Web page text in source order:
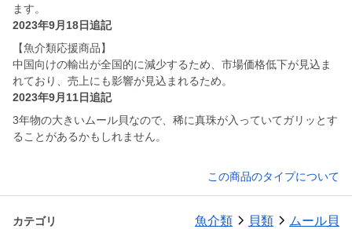
ます。
2023年9月18日追記
【魚介類応援商品】
中国向けの輸出が全国的に減少するため、市場価格低下が見込ま
れており、売上にも影響が見込まれるため。
2023年9月11日追記
3年物の大きいムール貝なので、稀に真珠が入っていてガリッとす
ることがあるかもしれません。
この商品のタイプについて
カテゴリ 魚介類 貝類 ムール貝